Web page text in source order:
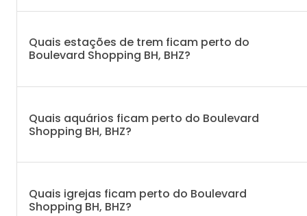
Quais estações de trem ficam perto do
Boulevard Shopping BH, BHZ?
Quais aquários ficam perto do Boulevard
Shopping BH, BHZ?
Quais igrejas ficam perto do Boulevard
Shopping BH, BHZ?